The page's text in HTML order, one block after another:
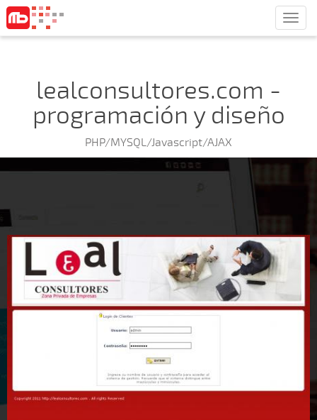
lealconsultores.com -
programación y diseño
PHP/MYSQL/Javascript/AJAX